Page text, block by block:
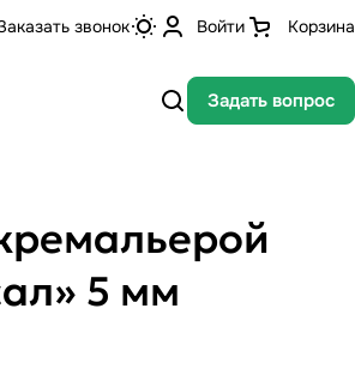
звонок Войти Корзина
Задать вопрос
5 мм